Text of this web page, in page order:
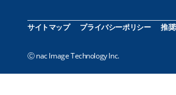
サイトマップ プライバシーポリシー 推
Ⓒ nac Image Technology Inc.